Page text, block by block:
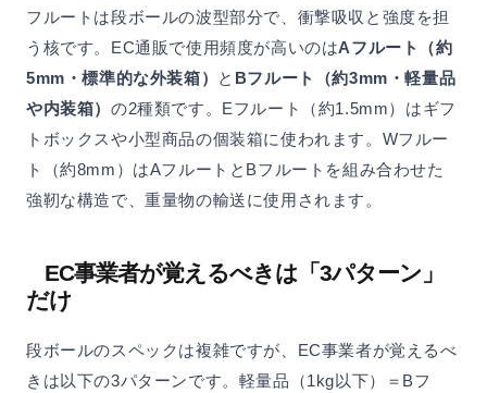
フルートは段ボールの波型部分で、衝撃吸収と強度を担
う核です。EC通販で使用頻度が高いのはAフルート（約
5mm・標準的な外装箱）
と Bフルート（約3mm・軽量品
や内装箱） の2種類です。Eフルート（約1.5mm）はギフ
トボックスや小型商品の個装箱に使われます。Wフルー
ト（約8mm）はAフルートとBフルートを組み合わせた
強靭な構造で、重量物の輸送に使用されます。
EC事業者が覚えるべきは「3パターン」
だけ
段ボールのスペックは複雑ですが、EC事業者が覚えるべ
きは以下の3パターンです。軽量品（1kg以下）＝Bフ